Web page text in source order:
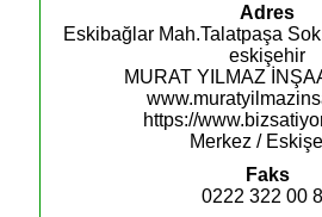
Adres
Eskibağlar Mah.Talatpaşa
eskişehir
MURAT YILMAZ
https://
Merkez /
Faks
0222 322 00